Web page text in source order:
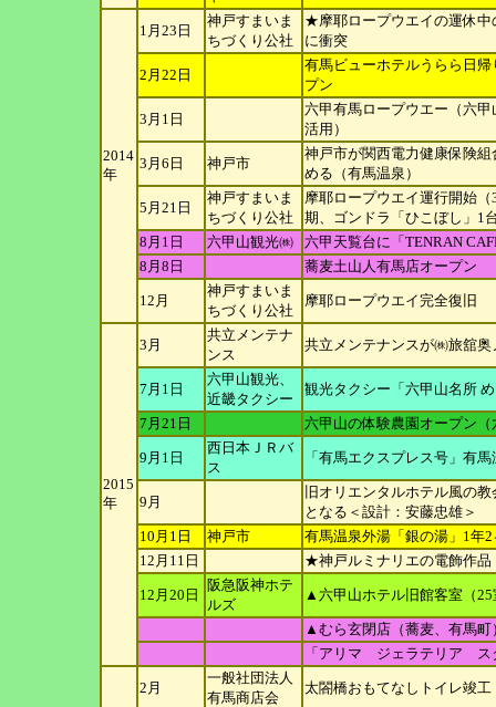
2014
年
1月23日
神戸すまいま
ちづくり公社
★摩耶ロープウエイの運休中
に衝突
2月22日
有馬ビューホテルうらら日
プン
3月1日
六甲有馬ロープウエー（六
活用）
3月6日 神戸市
神戸市が関西電力健康保険
める（有馬温泉）
5月21日
神戸すまいま
ちづくり公社
摩耶ロープウエイ運行開始
期、ゴンドラ 「ひこぼし」1
8月1日
六甲山観光㈱
六甲天覧台に「TENRAN
8月8日
蕎麦土山人有馬店オープン
12月
神戸すまいま
ちづくり公社
摩耶ロープウエイ完全復旧
2015
年
3月
共立メンテナ
ンス
共立メンテナンスが㈱旅舘
7月1日
六甲山観光、
近畿タクシー
観光タクシー「六甲山名所
7月21日 六甲山の体験農園オープン
9月1日
西日本ＪＲバ
ス
「有馬エクスプレス号」有
9月
旧オリエンタルホテル風の
となる＜設計：安藤忠雄＞
10月1日
神戸市
有馬温泉外湯「銀の湯」1年
12月11日
★神戸ルミナリエの電飾作品
12月20日
阪急阪神ホテ
ルズ
▲六甲山ホテル旧館客室（25
▲むら玄閉店（蕎麦、有馬町
「アリマ ジェラテリア ス
2月
一般社団法人
有馬商店会
太閤橋おもてなしトイレ竣工